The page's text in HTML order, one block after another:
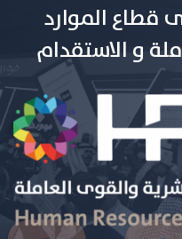
قطاع الموارد
و الاستقدام